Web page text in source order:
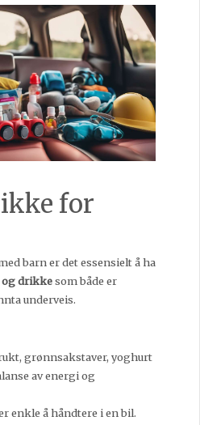
for
barn er det essensielt å ha
og drikkesom både er
underveis.
grønnsakstaver, yoghurt
av energi og
enkle å håndtere i en bil.